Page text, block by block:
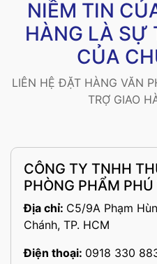
NIỀM TIN
HÀNG LÀ SỰ
CỦA
LIÊN HỆ ĐẶT HÀNG VĂN
TRỢ GIAO
CÔNG TY TNHH
PHÒNG PHẨM
Địa chỉ: C5/9A Phạm
Chánh, TP. HCM
Điện thoại: 0918 330